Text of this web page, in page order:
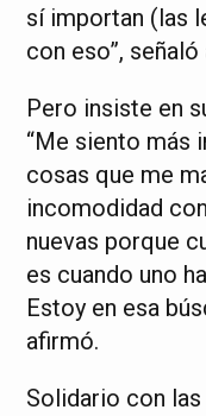
sí importan (las
con eso”, señaló
Pero insiste en
“Me siento más
cosas que me
incomodidad
nuevas porque
es cuando uno
Estoy en esa
afirmó.
Solidario con